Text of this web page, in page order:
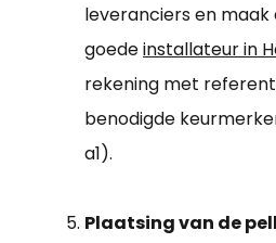
leveranciers en maak
goedeinstallateur in
rekening met
benodigde
a1).
Plaatsing van de